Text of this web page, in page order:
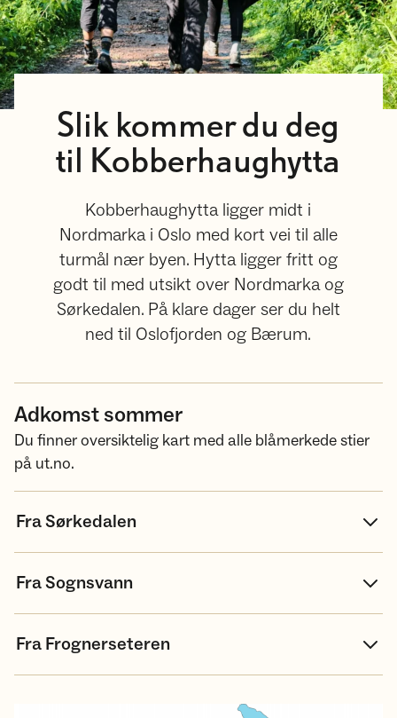
Slik kommer du deg
til Kobberhaughytta
Kobberhaughytta ligger midt i
Nordmarka i Oslo med kort vei til alle
turmål nær byen. Hytta ligger fritt og
godt til med utsikt over Nordmarka og
Sørkedalen. På klare dager ser du helt
ned til Oslofjorden og Bærum.
Adkomst sommer
Du finner oversiktelig kart med alle blåmerkede stier
på ut.no.
Fra Sørkedalen
Fra Sognsvann
Fra Frognerseteren